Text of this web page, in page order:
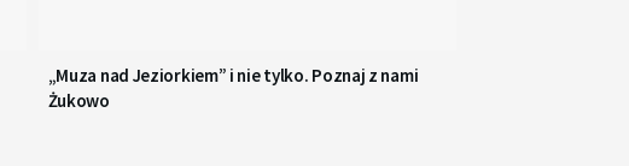
„Muza nad Jeziorkiem” i nie tylko. Poznaj z nami
Żukowo